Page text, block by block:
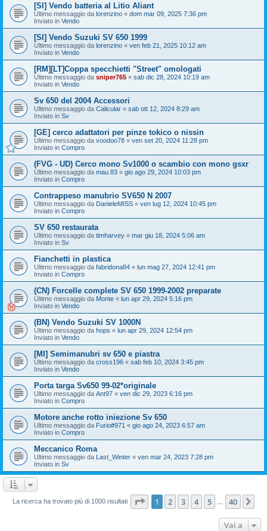
[SI] Vendo batteria al Litio Aliant
Ultimo messaggio da lorenzino « dom mar 09, 2025 7:36 pm
Inviato in Vendo
[SI] Vendo Suzuki SV 650 1999
Ultimo messaggio da lorenzino « ven feb 21, 2025 10:12 am
Inviato in Vendo
[RM][LT]Coppa specchietti "Street" omologati
Ultimo messaggio da sniper765 « sab dic 28, 2024 10:19 am
Inviato in Vendo
Sv 650 del 2004 Accessori
Ultimo messaggio da Calicular « sab ott 12, 2024 8:29 am
Inviato in Sv
[GE] cerco adattatori per pinze tokico o nissin
Ultimo messaggio da voodoo78 « ven set 20, 2024 11:28 pm
Inviato in Compro
(FVG - UD) Cerco mono Sv1000 o scambio con mono gsxr
Ultimo messaggio da mau.83 « gio ago 29, 2024 10:03 pm
Inviato in Compro
Contrappeso manubrio SV650 N 2007
Ultimo messaggio da DanieleMISS « ven lug 12, 2024 10:45 pm
Inviato in Compro
SV 650 restaurata
Ultimo messaggio da timharvey « mar giu 18, 2024 5:06 am
Inviato in Sv
Fianchetti in plastica
Ultimo messaggio da fabridona84 « lun mag 27, 2024 12:41 pm
Inviato in Compro
(CN) Forcelle complete SV 650 1999-2002 preparate
Ultimo messaggio da Monte « lun apr 29, 2024 5:16 pm
Inviato in Vendo
(BN) Vendo Suzuki SV 1000N
Ultimo messaggio da hops « lun apr 29, 2024 12:54 pm
Inviato in Vendo
[MI] Semimanubri sv 650 e piastra
Ultimo messaggio da cross196 « sab feb 10, 2024 3:45 pm
Inviato in Vendo
Porta targa Sv650 99-02*originale
Ultimo messaggio da Ant97 « ven dic 29, 2023 6:16 pm
Inviato in Compro
Motore anche rotto iniezione Sv 650
Ultimo messaggio da Furio#971 « gio ago 24, 2023 6:57 am
Inviato in Compro
Meccanico Roma
Ultimo messaggio da Last_Winter « ven mar 24, 2023 7:28 pm
Inviato in Sv
La ricerca ha trovato più di 1000 risultati Pagina di 40
1 2 3 4 5 40
Vai a